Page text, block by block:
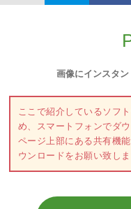
画像にインスタ
ここで紹介しているソフ
め、スマートフォンでダ
ページ上部にある共有機
ウンロードをお願い致しま